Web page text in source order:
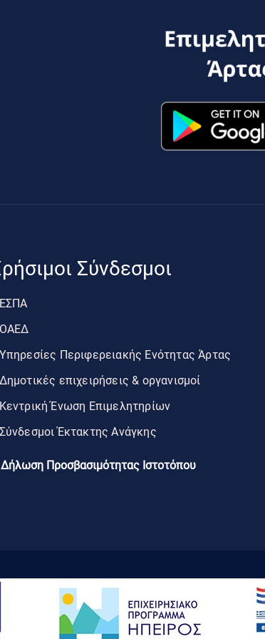
Σύνδεσμοι
Περιφερειακής Ενότητας Άρτας
επιχειρήσεις & οργανισμοί
Ένωση Επιμελητηρίων
Έκτακτης Ανάγκης
Δήλωση Προσβασιμότητας Ιστοτόπου